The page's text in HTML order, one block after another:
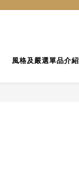
風格及嚴選單品介紹